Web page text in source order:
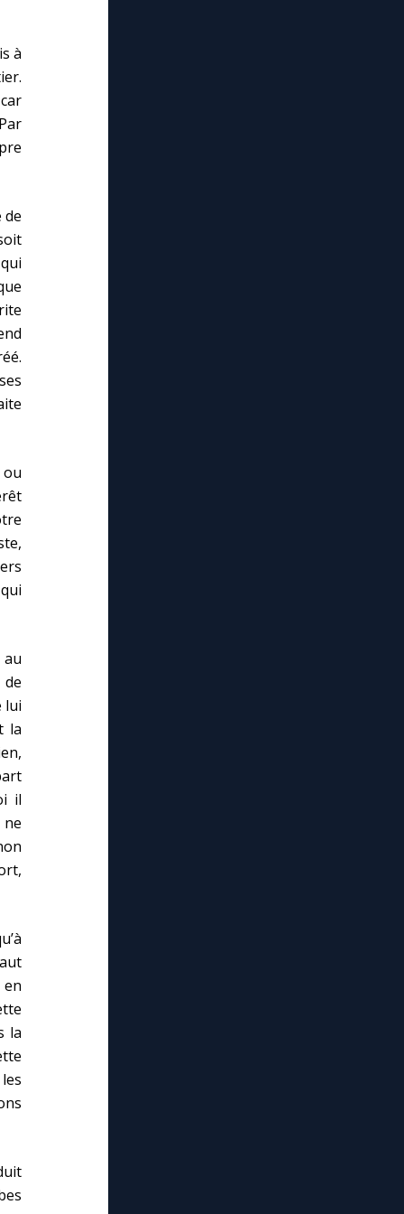
à
lui
la
il
la